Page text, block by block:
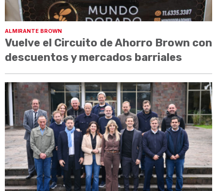
ALMIRANTE BROWN
Vuelve el Circuito de Ahorro Brown con
descuentos y mercados barriales